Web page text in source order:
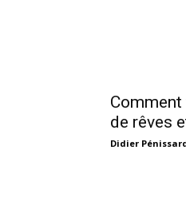
de rêves
Didier